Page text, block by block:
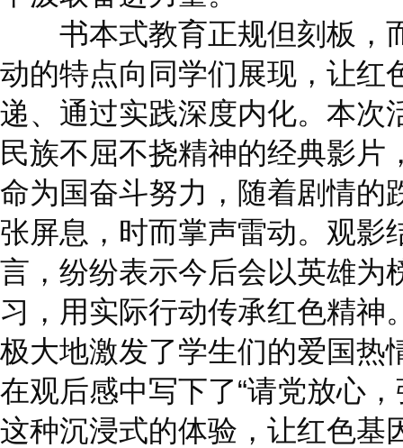
书本式教育正规但刻板，
动的特点向同学们展现，让红
递、通过实践深度内化。本次
民族不屈不挠精神的经典影片
命为国奋斗努力，随着剧情的
张屏息，时而掌声雷动。观影
言，纷纷表示今后会以英雄为
习，用实际行动传承红色精神
极大地激发了学生们的爱国热
在观后感中写下了“请党放心
这种沉浸式的体验，让红色基